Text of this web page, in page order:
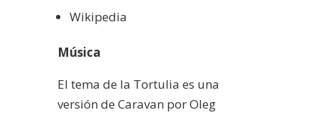
Wikipedia
Música
El tema de la Tortulia es una
versión de Caravan por Oleg